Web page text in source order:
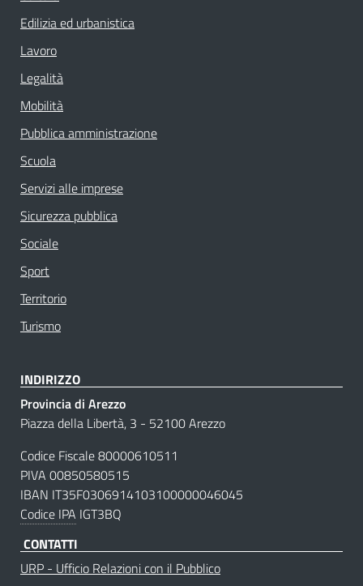
Edilizia ed urbanistica
Lavoro
Legalità
Mobilità
Pubblica amministrazione
Scuola
Servizi alle imprese
Sicurezza pubblica
Sociale
Sport
Territorio
Turismo
INDIRIZZO
Provincia di Arezzo
Piazza della Libertà, 3 - 52100 Arezzo
Codice Fiscale 80000610511
PIVA 00850580515
IBAN IT35F0306914103100000046045
Codice IPA IGT3BQ
CONTATTI
URP - Ufficio Relazioni con il Pubblico